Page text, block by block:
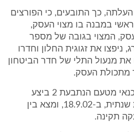
כך התובעים, כי הפורצים
במבנה בו מצוי העסק,
המצוי בגובה של מספר
ניפצו את זגוגית החלון וחדרו
את מנעול התלי של חדר הביטחון
מתכולת העסק.
התובעים הדגישו, כי טכנאי מטעם הנתבעת 2 ביצע
בעסק ביקורת שגרתית שנתית, ב-18.9.02, ומצא בין
תקינה.